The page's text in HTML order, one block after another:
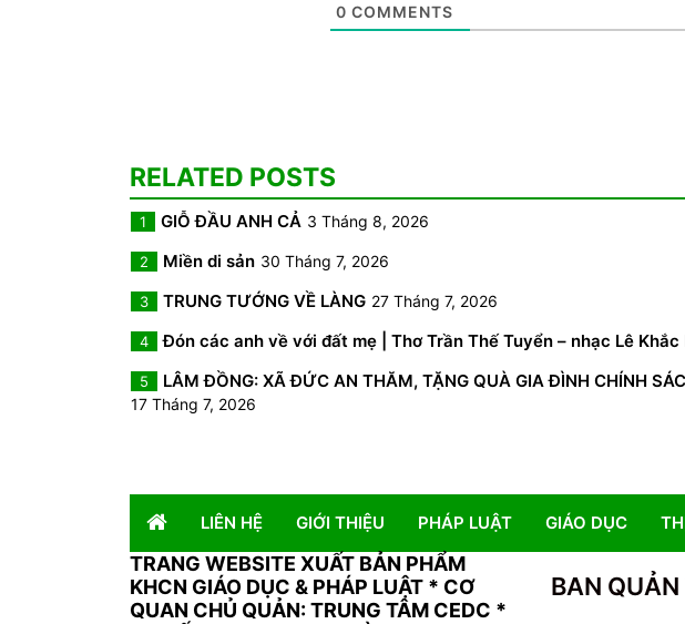
0 COMMENTS
RELATED POSTS
1 GIỖ ĐẦU ANH CẢ 3 Tháng 8, 2026
2 Miền di sản 30 Tháng 7, 2026
3 TRUNG TƯỚNG VỀ LÀNG 27 Tháng 7, 2026
4 Đón các anh về với đất mẹ | Thơ Trần Thế Tuyển – nhạc Lê Khắc
5 LÂM ĐỒNG: XÃ ĐỨC AN THĂM, TẶNG QUÀ GIA ĐÌNH CHÍNH
17 Tháng 7, 2026
LIÊN HỆ GIỚI THIỆU PHÁP LUẬT GIÁO DỤC
TRANG WEBSITE XUẤT BẢN PHẨM
KHCN GIÁO DỤC & PHÁP LUẬT * CƠ
QUAN CHỦ QUẢN: TRUNG TÂM CEDC *
BAN QUẢN